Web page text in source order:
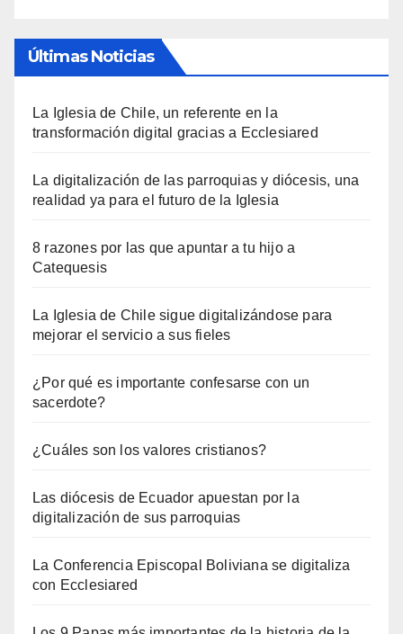
Últimas Noticias
La Iglesia de Chile, un referente en la
transformación digital gracias a Ecclesiared
La digitalización de las parroquias y diócesis, una
realidad ya para el futuro de la Iglesia
8 razones por las que apuntar a tu hijo a
Catequesis
La Iglesia de Chile sigue digitalizándose para
mejorar el servicio a sus fieles
¿Por qué es importante confesarse con un
sacerdote?
¿Cuáles son los valores cristianos?
Las diócesis de Ecuador apuestan por la
digitalización de sus parroquias
La Conferencia Episcopal Boliviana se digitaliza
con Ecclesiared